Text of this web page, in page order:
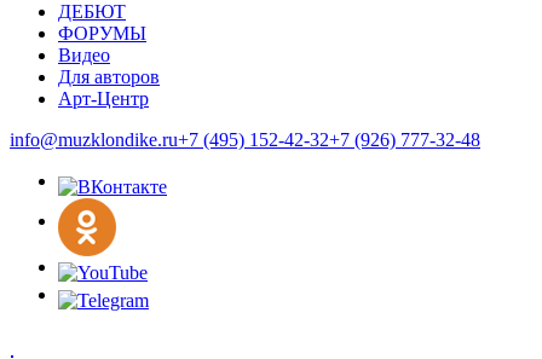
ДЕБЮТ
ФОРУМЫ
Видео
Для авторов
Арт-Центр
info@muzklondike.ru+7 (495) 152-42-32+7 (926) 777-32-48